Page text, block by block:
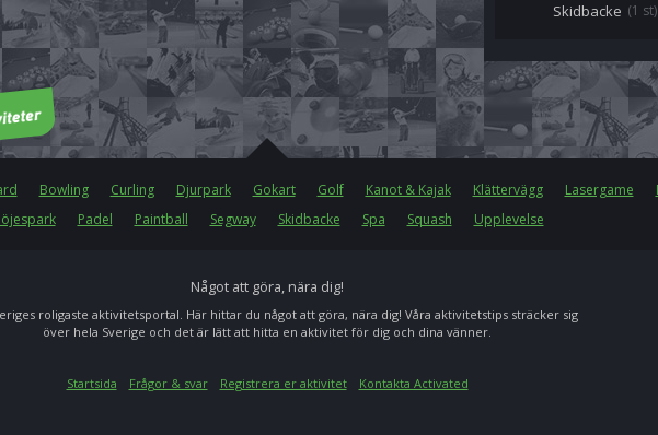
Skidbacke (1 st)
Bowling Curling Djurpark Gokart Golf Kanot & Kajak Klättervägg Lasergame
Padel Paintball Segway Skidbacke Spa Squash Upplevelse
Något att göra, nära dig!
roligaste aktivitetsportal. Här hittar du något att göra, nära dig! Våra aktivitetstips sträcker sig
över hela Sverige och det är lätt att hitta en aktivitet för dig och dina vänner.
Startsida Frågor & svar Registrera er aktivitet Kontakta Activated